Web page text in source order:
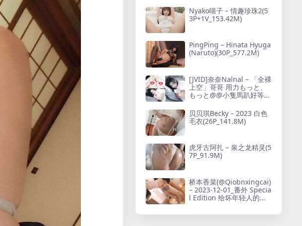
Nyako喵子 – 情趣珍珠2(5
3P+1V_153.42M)
PingPing – Hinata Hyuga
(Naruto)(30P_577.2M)
[JVID]奈奈Nalnal – 「全裸
上空」哥哥 用力もっと、
もっと@@小隻馬趴好等著
M)
贝贝琪Becky – 2023 白色
毛衣(26P_141.8M)
虎牙古阿扎 – 泉之龙精灵(5
7P_91.9M)
桥本香菜(@Qiobnxingcai)
– 2023-12-01_番外 Specia
l Edition 给坏年轻人的教
onquered A Dumb Guy